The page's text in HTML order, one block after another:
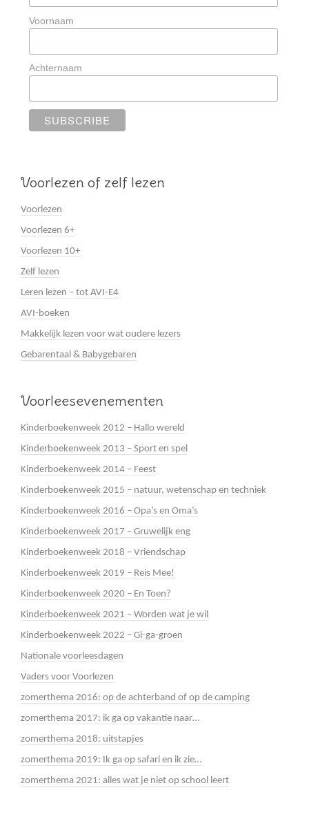
Voornaam
Achternaam
Voorlezen of zelf lezen
Voorlezen
Voorlezen 6+
Voorlezen 10+
Zelf lezen
Leren lezen – tot AVI-E4
AVI-boeken
Makkelijk lezen voor wat oudere lezers
Gebarentaal & Babygebaren
Voorleesevenementen
Kinderboekenweek 2012 – Hallo wereld
Kinderboekenweek 2013 – Sport en spel
Kinderboekenweek 2014 – Feest
Kinderboekenweek 2015 – natuur, wetenschap en techniek
Kinderboekenweek 2016 – Opa’s en Oma’s
Kinderboekenweek 2017 – Gruwelijk eng
Kinderboekenweek 2018 – Vriendschap
Kinderboekenweek 2019 – Reis Mee!
Kinderboekenweek 2020 – En Toen?
Kinderboekenweek 2021 – Worden wat je wil
Kinderboekenweek 2022 – Gi-ga-groen
Nationale voorleesdagen
Vaders voor Voorlezen
zomerthema 2016: op de achterband of op de camping
zomerthema 2017: ik ga op vakantie naar…
zomerthema 2018: uitstapjes
zomerthema 2019: Ik ga op safari en ik zie…
zomerthema 2021: alles wat je niet op school leert